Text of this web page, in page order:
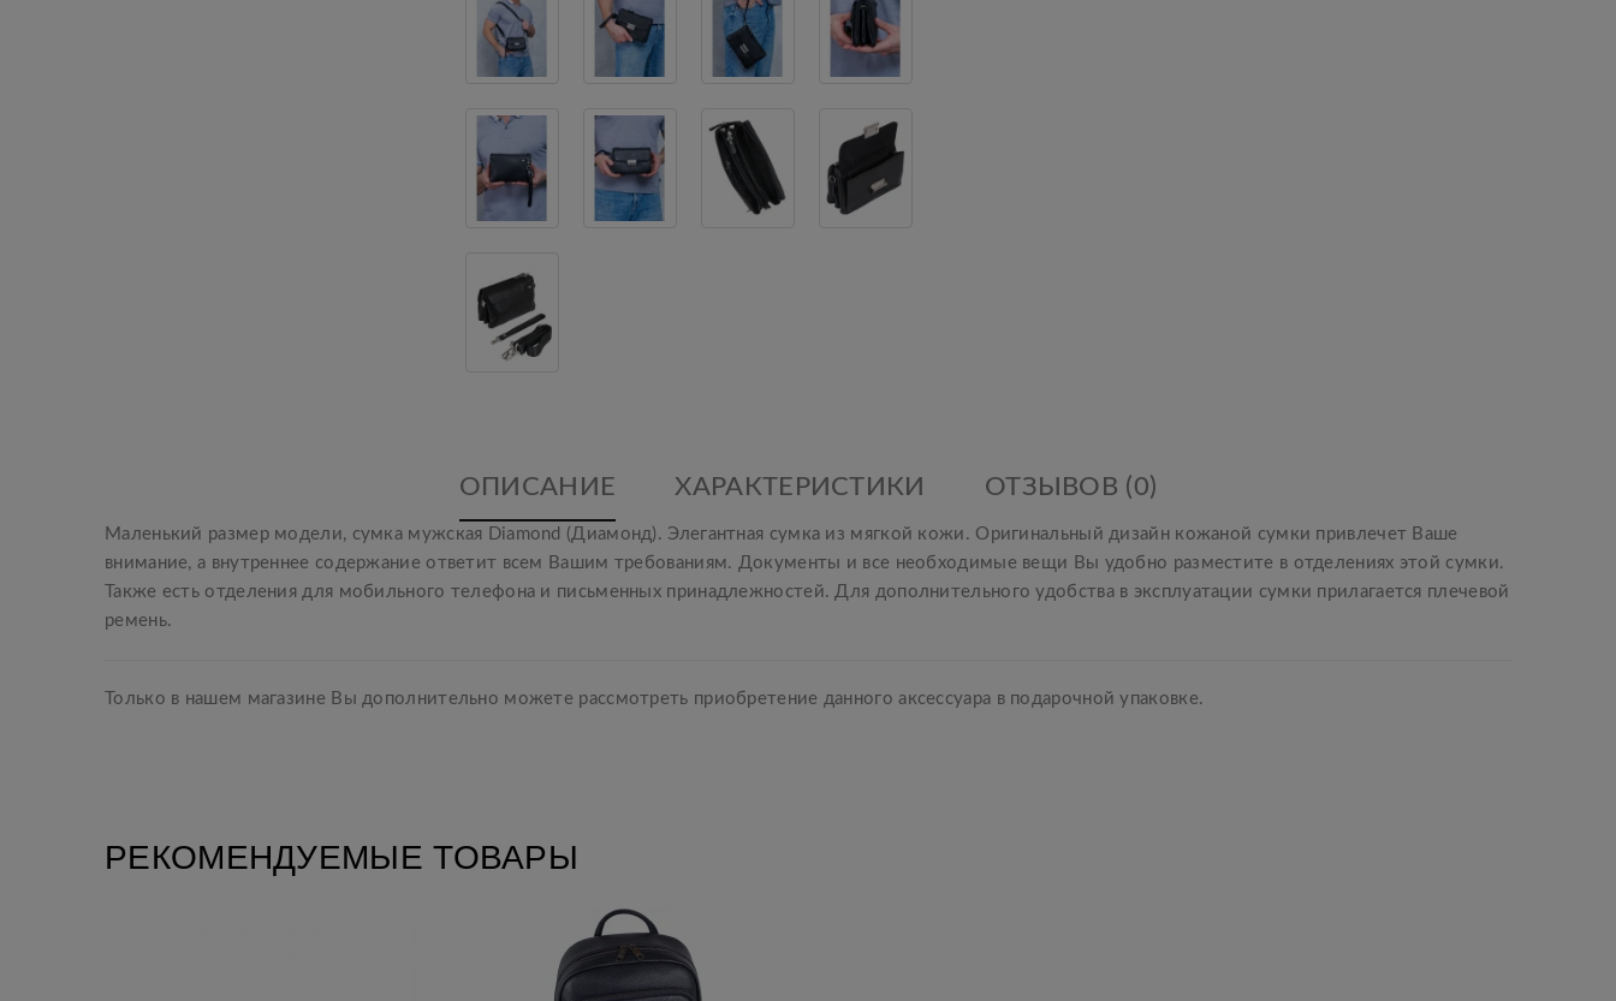
ОПИСАНИЕ ХАРАКТЕРИСТИКИ ОТЗЫВОВ (0)
Маленький размер модели, сумка мужская Diamond (Диамонд). Элегантная сумка из мягкой кожи. Оригинальный дизайн кожаной сумки привлечет Ваше
внимание, а внутреннее содержание ответит всем Вашим требованиям. Документы и все необходимые вещи Вы удобно разместите в отделениях этой сумки.
Также есть отделения для мобильного телефона и письменных принадлежностей. Для дополнительного удобства в эксплуатации сумки прилагается плечевой
ремень.
Только в нашем магазине Вы дополнительно можете рассмотреть приобретение данного аксессуара в подарочной упаковке.
РЕКОМЕНДУЕМЫЕ ТОВАРЫ